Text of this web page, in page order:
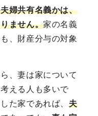
婦共有名義かは、
ません。家の名義
、財産分与の対象
、妻は家について
える人も多いで
た家であれば、夫